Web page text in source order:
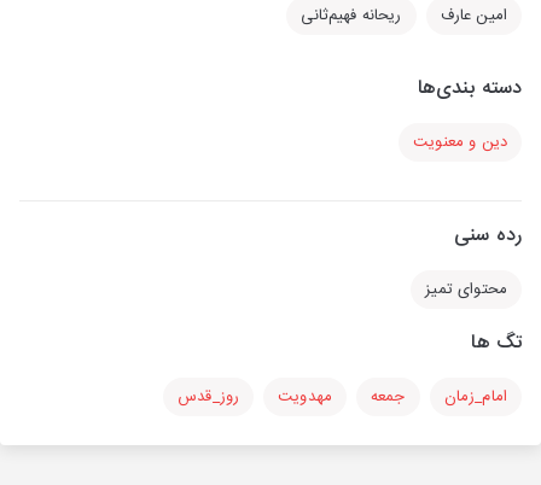
امین عارف ریحانه فهیم‌ثانی
دسته بندی‌ها
دین و معنویت
رده سنی
محتوای تمیز
تگ ها
امام_زمان جمعه مهدویت روز_قدس